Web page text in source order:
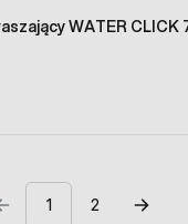
CLICK 7-
1 2